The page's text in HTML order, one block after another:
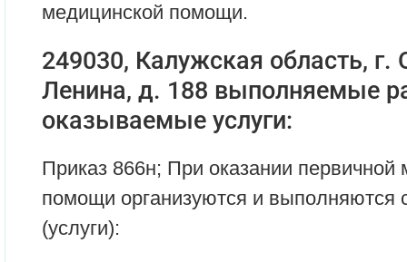
медицинской помощи.
249030, Калужская область, г.
Ленина, д. 188 выполняемые
оказываемые услуги:
Приказ 866н; При оказании первичной
помощи организуются и
(услуги):